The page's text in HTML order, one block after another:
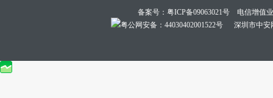
备案号： 粤ICP备09063021号 电信增值
粤公网安备：44030402001522号 深圳市中安